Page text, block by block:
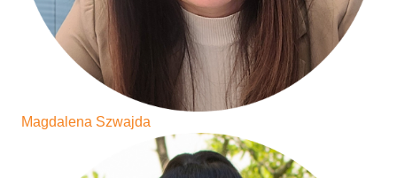
Magdalena Szwajda